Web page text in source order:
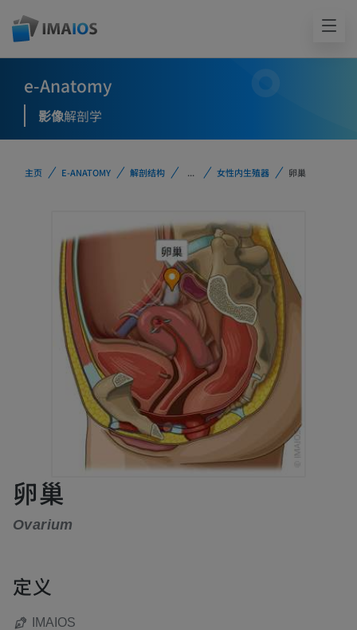
e-Anatomy
影像解剖学
主页 E-ANATOMY 解剖结构 ... 女性内生殖器 卵巢
卵巢
Ovarium
定义
IMAIOS